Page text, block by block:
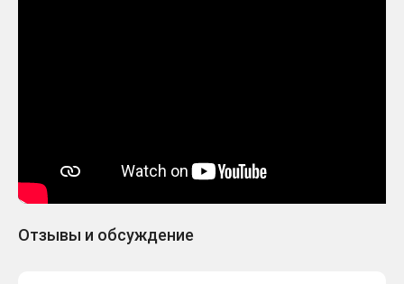
Отзывы и обсуждение